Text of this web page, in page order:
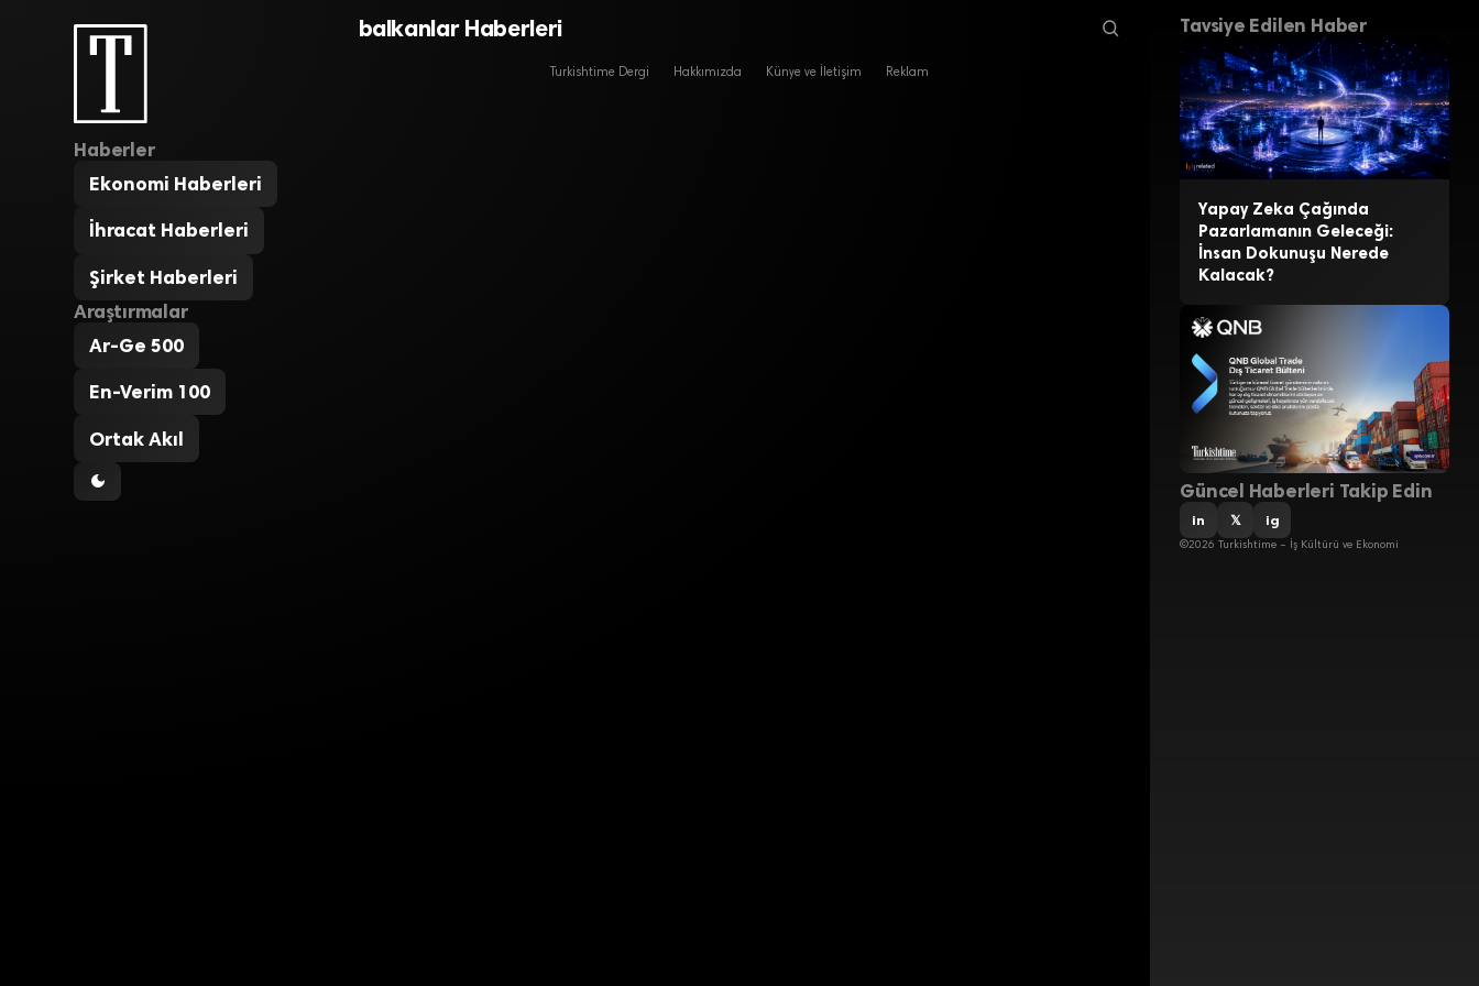
Haberler
Ekonomi Haberleri
İhracat Haberleri
Şirket Haberleri
Araştırmalar
Ar-Ge 500
En-Verim 100
Ortak Akıl
balkanlar Haberleri
Turkishtime Dergi Hakkımızda Künye ve İletişim Reklam
Tavsiye Edilen Haber
Yapay Zeka Çağında
Pazarlamanın Geleceği:
İnsan Dokunuşu Nerede
Kalacak?
Güncel Haberleri Takip Edin
in 𝕏 ig
©2026 Turkishtime – İş Kültürü ve Ekonomi